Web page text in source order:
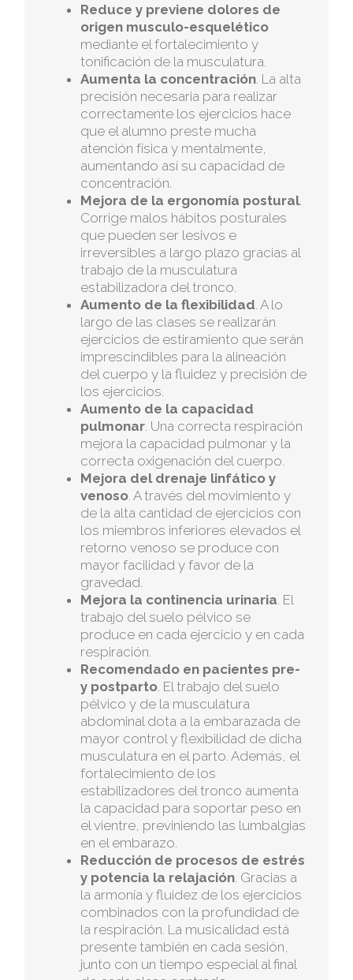
Reduce y previene dolores de
origen musculo-esquelético
mediante el fortalecimiento y
tonificación de la musculatura.
Aumenta la concentración . La alta
precisión necesaria para realizar
correctamente los ejercicios hace
que el alumno preste mucha
atención física y mentalmente,
aumentando así su capacidad de
concentración.
Mejora de la ergonomía postural.
Corrige malos hábitos posturales
que pueden ser lesivos e
irreversibles a largo plazo gracias al
trabajo de la musculatura
estabilizadora del tronco.
Aumento de la flexibilidad . A lo
largo de las clases se realizarán
ejercicios de estiramiento que serán
imprescindibles para la alineación
del cuerpo y la fluidez y precisión de
los ejercicios.
Aumento de la capacidad
pulmonar . Una correcta respiración
mejora la capacidad pulmonar y la
correcta oxigenación del cuerpo.
Mejora del drenaje linfático y
venoso . A través del movimiento y
de la alta cantidad de ejercicios con
los miembros inferiores elevados el
retorno venoso se produce con
mayor facilidad y favor de la
gravedad.
Mejora la continencia urinaria . El
trabajo del suelo pélvico se
produce en cada ejercicio y en cada
respiración.
Recomendado en pacientes pre-
y postparto . El trabajo del suelo
pélvico y de la musculatura
abdominal dota a la embarazada de
mayor control y flexibilidad de dicha
musculatura en el parto. Además, el
fortalecimiento de los
estabilizadores del tronco aumenta
la capacidad para soportar peso en
el vientre, previniendo las lumbalgias
en el embarazo.
Reducción de procesos de estrés
y potencia la relajación . Gracias a
la armonía y fluidez de los ejercicios
combinados con la profundidad de
la respiración. La musicalidad está
presente también en cada sesión,
junto con un tiempo especial al final
Calle Tomás Fernández, nº2, 1ºA – 29014 Málaga,
Teléfono: 952 269 742